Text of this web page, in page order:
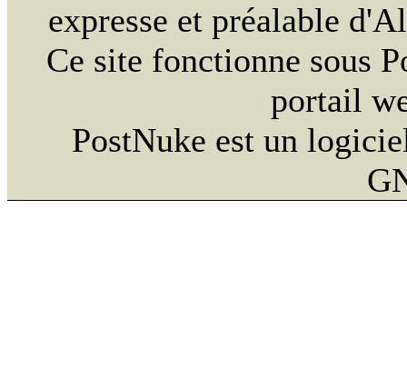
expresse et préalable
Ce site fonctionne sous
portail
PostNuke est un